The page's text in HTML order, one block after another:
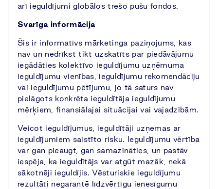
arī ieguldījumi globālos trešo pušu fondos.
Svarīga informācija
Šis ir informatīvs mārketinga paziņojums, kas
nav un nedrīkst tikt uzskatīts par piedāvājumu
iegādāties kolektīvo ieguldījumu uzņēmuma
ieguldījumu vienības, ieguldījumu rekomendāciju
vai ieguldījumu pētījumu, jo tā saturs nav
pielāgots konkrēta ieguldītāja ieguldījumu
mērķiem, finansiālajai situācijai vai vajadzībām.
Veicot ieguldījumus, ieguldītāji uzņemas ar
ieguldījumiem saistīto risku. Ieguldījumu vērtība
var gan pieaugt, gan samazināties, un pastāv
iespēja, ka ieguldītājs var atgūt mazāk, nekā
sākotnēji ieguldījis. Vēsturiskie ieguldījumu
rezultāti negarantē līdzvērtīgu ienesīgumu